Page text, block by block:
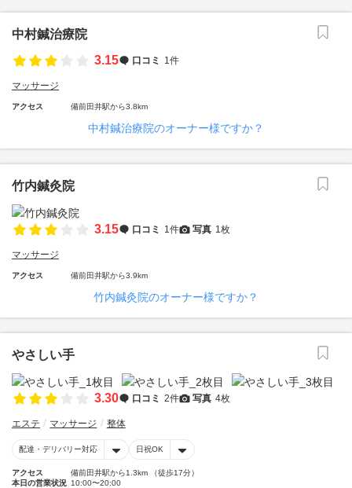
中村鍼治療院
3.15
口コミ 1件
マッサージ
アクセス 備前田井駅から3.8km
中村鍼治療院のオーナー様ですか？
竹内鍼灸院
3.15 口コミ 1件 写真 1枚
マッサージ
アクセス 備前田井駅から3.9km
竹内鍼灸院のオーナー様ですか？
やさしい手
3.30 口コミ 2件 写真 4枚
エステ マッサージ 整体
配達・デリバリー対応 日祝OK
アクセス
備前田井駅から1.3km （徒歩17分）
本日の営業状況 10:00〜20:00